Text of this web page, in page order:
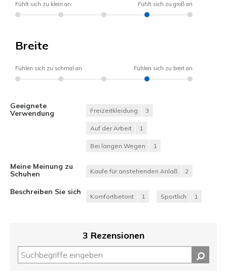
Fühlt sich zu klein an Fühlt sich zu groß an
Breite
Fühlen sich zu schmal an Fühlen sich zu breit an
Geeignete
Verwendung
Freizeitkleidung 3
Auf der Arbeit 1
Bei langen Wegen 1
Meine Meinung zu
Schuhen
Kaufe für anstehenden Anlaß 2
Beschreiben Sie sich
Komfortbetont 1 Sportlich 1
3 Rezensionen